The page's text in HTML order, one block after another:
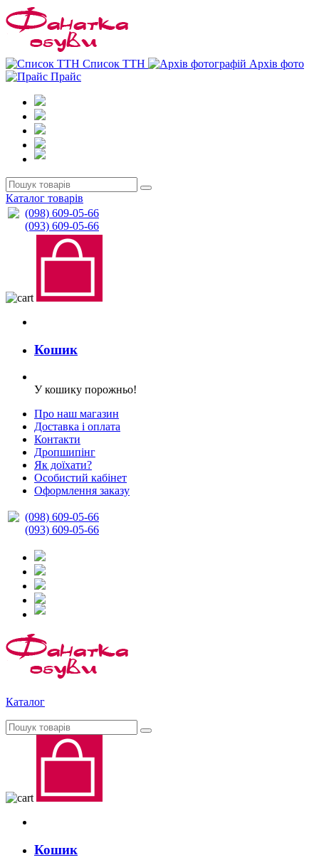
Список ТТН
Архів фото
Прайс
Каталог товарів
(098) 609-05-66
(093) 609-05-66
Кошик
У кошику порожньо!
Про наш магазин
Доставка і оплата
Контакти
Дропшипінг
Як доїхати?
Особистий кабінет
Оформлення заказу
(098) 609-05-66
(093) 609-05-66
Каталог
Кошик